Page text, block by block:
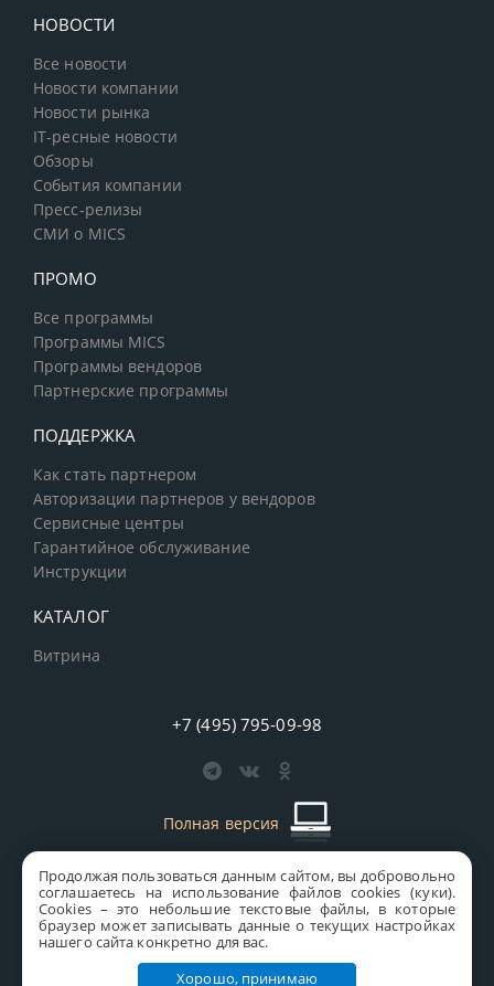
Продолжая пользоваться данным сайтом, вы добровольно
соглашаетесь на использование файлов cookies (куки).
Сookies – это небольшие текстовые файлы, в которые
браузер может записывать данные о текущих настройках
нашего сайта конкретно для вас.
Хорошо, принимаю
НОВОСТИ
Все новости
Новости компании
Новости рынка
IT-ресные новости
Обзоры
События компании
Пресс-релизы
СМИ о MICS
ПРОМО
Все программы
Программы MICS
Программы вендоров
Партнерские программы
ПОДДЕРЖКА
Как стать партнером
Авторизации партнеров у вендоров
Сервисные центры
Гарантийное обслуживание
Инструкции
КАТАЛОГ
Витрина
+7 (495) 795-09-98
Полная версия
старая версия сайтаMICS
Все права защищены © 1997-2026 MICS Distribution Company
Правовая информация